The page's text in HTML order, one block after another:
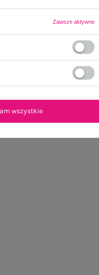
Zawsze aktywne
wszystkie